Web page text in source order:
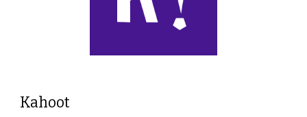
Kahoot